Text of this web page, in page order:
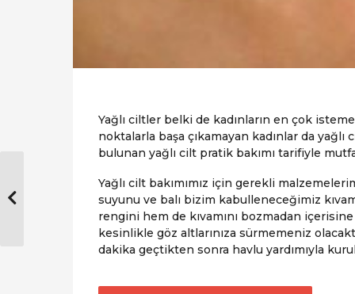
Yağlı ciltler belki de kadınların en çok
noktalarla başa çıkamayan kadınlar da
bulunan yağlı cilt pratik bakımı tarifiyle
Yağlı cilt bakımımız için gerekli
suyunu ve balı bizim kabulleneceğimiz
rengini hem de kıvamını bozmadan
kesinlikle göz altlarınıza sürmemeniz
dakika geçtikten sonra havlu yardımıyla